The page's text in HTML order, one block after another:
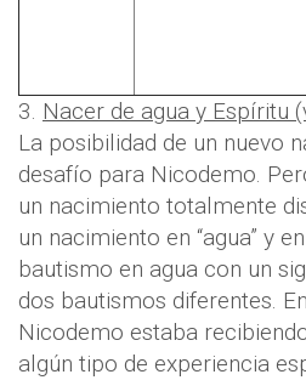
3. Nacer de agua y Espíritu
La posibilidad de un nuevo
desafío para Nicodemo.
un nacimiento totalmente
un nacimiento en “agua” y
bautismo en agua con un
dos bautismos diferentes.
Nicodemo estaba
algún tipo de experiencia